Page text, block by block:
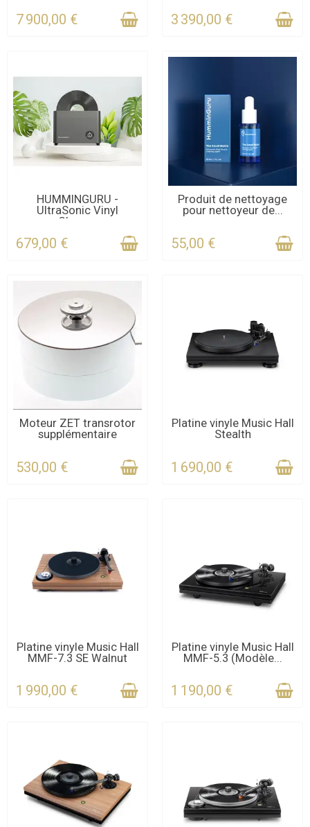
7 900,00 € 3 390,00 €
CONTACTEZ-NOUS
POUR LE DÉLAI
HUMMINGURU -
UltraSonic Vinyl
Cleaner
679,00 €
DERNIERS ARTICLES EN
STOCK
Produit de nettoyage
pour nettoyeur de...
55,00 €
CONTACTEZ-NOUS
POUR LE DÉLAI
Moteur ZET transrotor
supplémentaire
530,00 €
CONTACTEZ-NOUS
POUR LE DÉLAI
Platine vinyle Music Hall
Stealth
1 690,00 €
CONTACTEZ-NOUS
POUR LE DÉLAI
Platine vinyle Music Hall
MMF-7.3 SE Walnut
1 990,00 €
CONTACTEZ-NOUS
POUR LE DÉLAI
Platine vinyle Music Hall
MMF-5.3 (Modèle...
1 190,00 €